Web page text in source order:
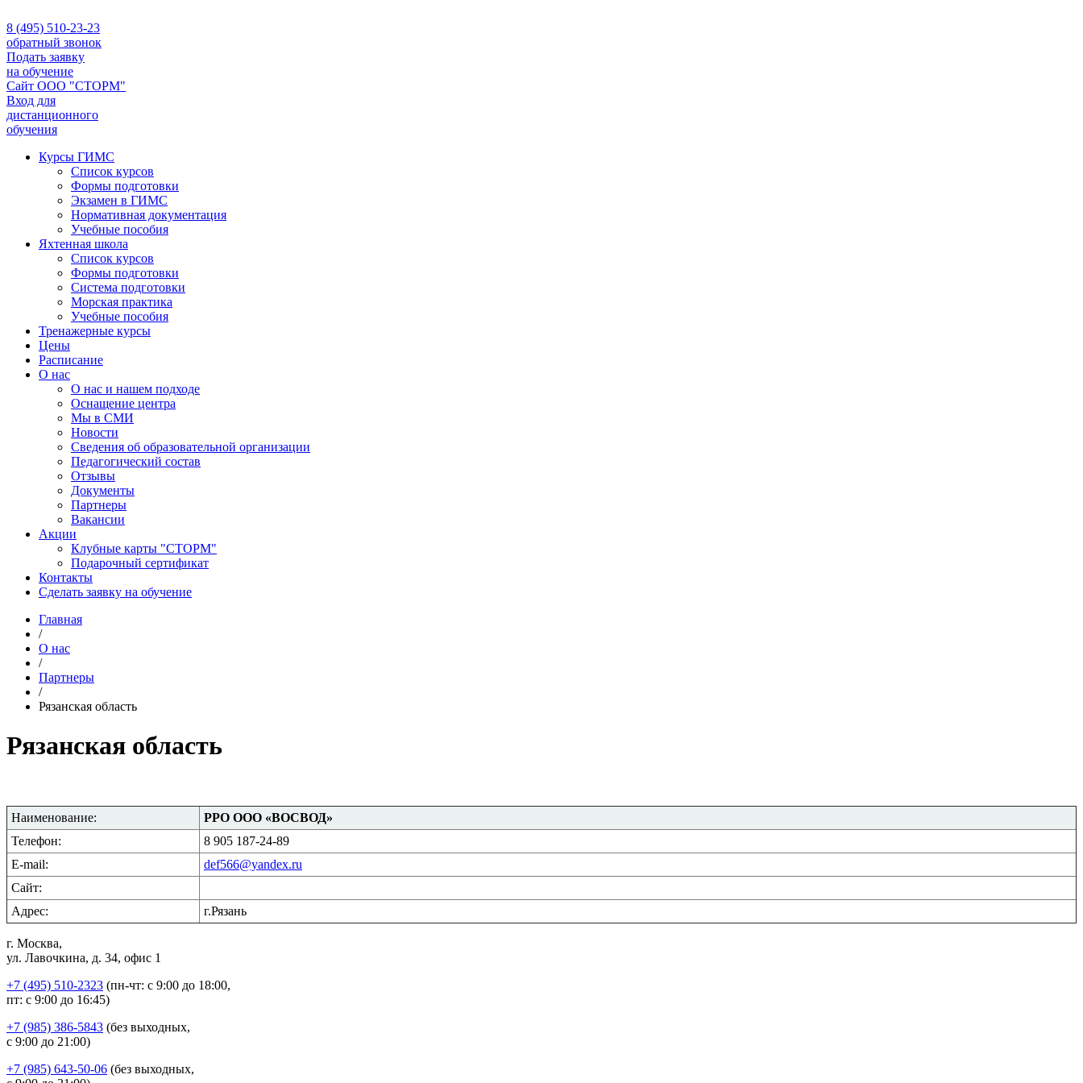
8 (495) 510-23-23
обратный звонок
Подать заявку
на обучение
Сайт ООО "СТОРМ"
Вход для
дистанционного
обучения
Курсы ГИМС
Список курсов
Формы подготовки
Экзамен в ГИМС
Нормативная документация
Учебные пособия
Яхтенная школа
Список курсов
Формы подготовки
Cистема подготовки
Морская практика
Учебные пособия
Тренажерные курсы
Цены
Расписание
О нас
О нас и нашем подходе
Оснащение центра
Мы в СМИ
Новости
Сведения об образовательной организации
Педагогический состав
Отзывы
Документы
Партнеры
Вакансии
Акции
Клубные карты "СТОРМ"
Подарочный сертификат
Контакты
Сделать заявку на обучение
Главная
/
О нас
/
Партнеры
/
Рязанская область
Рязанская область
Наименование:
РРО ООО «ВОСВОД»
Телефон:
8 905 187-24-89
E-mail:
def566@yandex.ru
Сайт:
Адрес: г.Рязань
г. Москва,
ул. Лавочкина, д. 34, офис 1
+7 (495) 510-2323 (пн-чт: с 9:00 до 18:00,
пт: с 9:00 до 16:45)
+7 (985) 386-5843 (без выходных,
с 9:00 до 21:00)
+7 (985) 643-50-06 (без выходных,